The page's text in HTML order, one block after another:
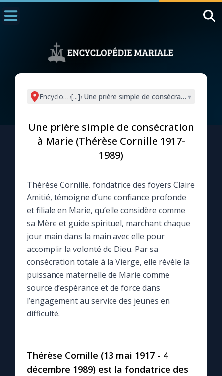
L'actualité de la semaine
La newsletter
La vidéo de la semaine
Le compte Tiktok
Le magazine
Le site internet
Prier au quotidien
Encyclopédie mariale
›[...]› Une prière simple de consécration à
▾
Une prière simple de consécration
à Marie (Thérèse Cornille 1917-
1989)
Thérèse Cornille, fondatrice des foyers Claire
Amitié, témoigne d’une confiance profonde
et filiale en Marie, qu’elle considère comme
sa Mère et guide spirituel, marchant chaque
jour main dans la main avec elle pour
accomplir la volonté de Dieu. Par sa
consécration totale à la Vierge, elle révèle la
puissance maternelle de Marie comme
source d’espérance et de force dans
l’engagement au service des jeunes en
difficulté.
Thérèse Cornille (13 mai 1917 - 4
décembre 1989) est la fondatrice des